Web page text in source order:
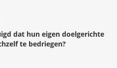
dat hun eigen doelgerichte
te bedriegen?